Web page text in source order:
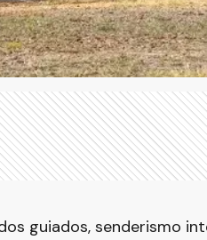
guiados, senderismo